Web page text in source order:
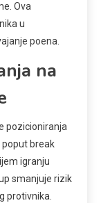
Ova
u
poena.
na
pozicioniranja
poput break
igranju
smanjuje rizik
protivnika.